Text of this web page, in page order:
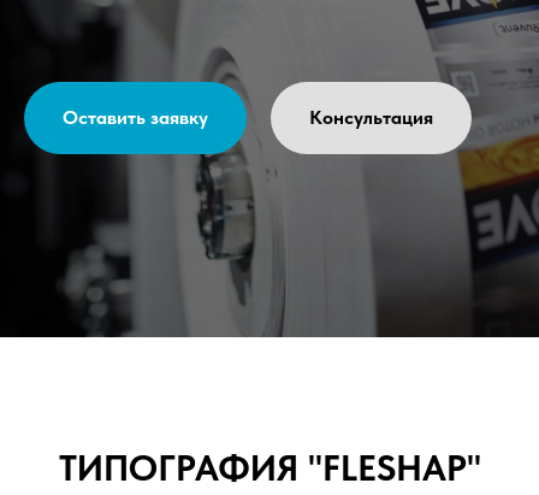
Оставить заявку Консультация
ТИПОГРАФИЯ "FLESHAP"